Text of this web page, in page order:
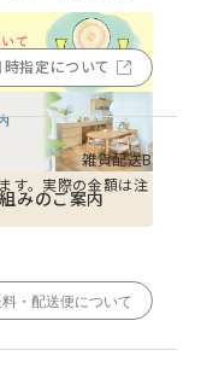
みのご案内
指定について
雑貨配送B
す。実際の金額は注
料・配送便について